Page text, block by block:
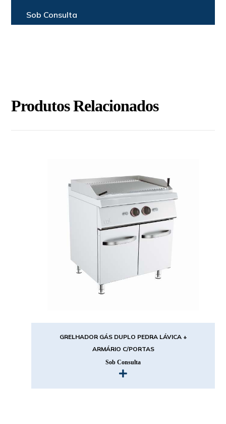
Sob Consulta
Produtos Relacionados
GRELHADOR GÁS DUPLO PEDRA LÁVICA +
ARMÁRIO C/PORTAS
Sob Consulta